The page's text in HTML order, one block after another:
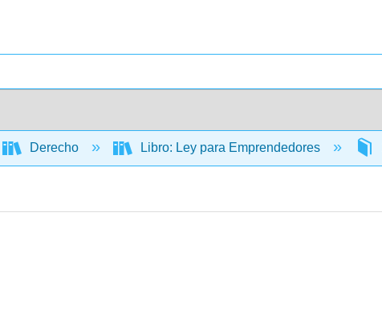
Derecho Libro: Ley para Emprendedores